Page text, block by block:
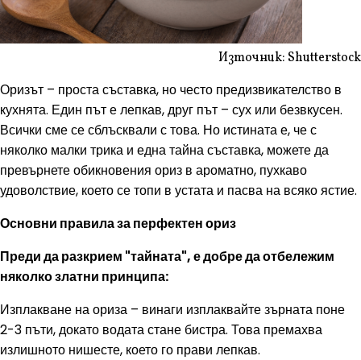
Източник: Shutterstock
Оризът – проста съставка, но често предизвикателство в
кухнята. Един път е лепкав, друг път – сух или безвкусен.
Всички сме се сблъсквали с това. Но истината е, че с
няколко малки трика и една тайна съставка, можете да
превърнете обикновения ориз в ароматно, пухкаво
удоволствие, което се топи в устата и пасва на всяко ястие.
Основни правила за перфектен ориз
Преди да разкрием "тайната", е добре да отбележим
няколко златни принципа:
Изплакване на ориза – винаги изплаквайте зърната поне
2-3 пъти, докато водата стане бистра. Това премахва
излишното нишесте, което го прави лепкав.